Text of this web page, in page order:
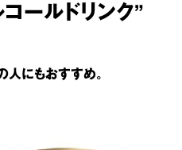
ールドリンク”
にもおすすめ。